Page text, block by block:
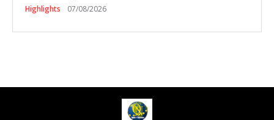
Highlights 07/08/2026